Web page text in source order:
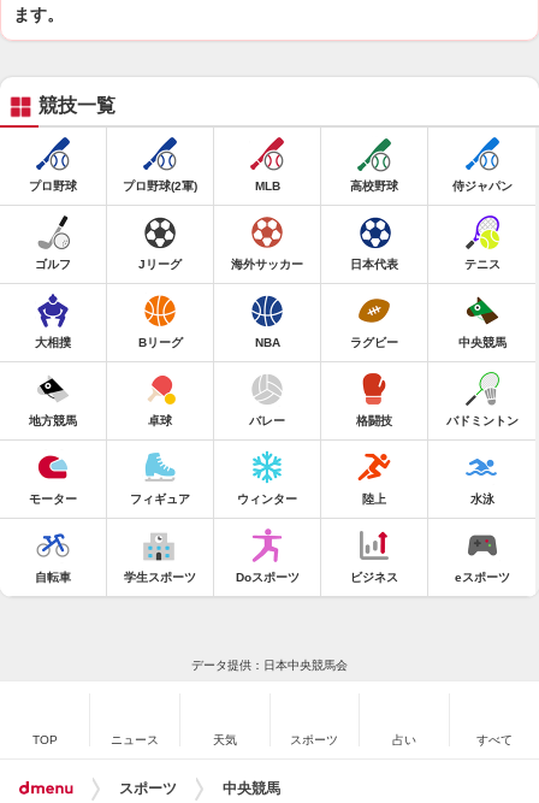
ます。
競技一覧
プロ野球 プロ野球(2軍) MLB 高校野球 侍ジャパン
ゴルフ Jリーグ 海外サッカー 日本代表 テニス
大相撲 Bリーグ NBA ラグビー 中央競馬
地方競馬 卓球 バレー 格闘技 バドミントン
モーター フィギュア ウィンター 陸上 水泳
自転車 学生スポーツ Doスポーツ ビジネス eスポーツ
データ提供：日本中央競馬会
TOP ニュース 天気 スポーツ 占い すべて
スポーツ 中央競馬